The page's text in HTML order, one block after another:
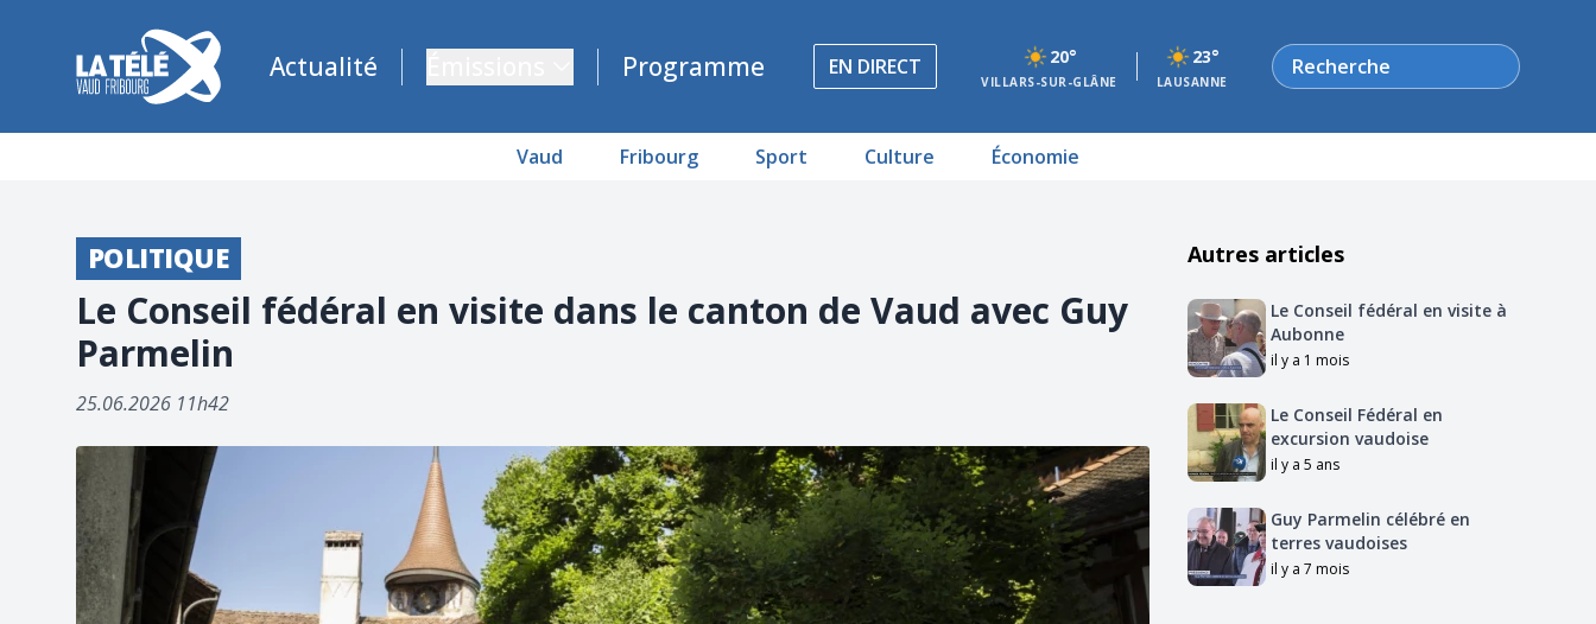
La Télé - Télévision régionale Vaud et Fribourg
Actualité Programme EN DIRECT 20°
VILLARS-SUR-GLÂNE
23°
LAUSANNE
Rechercher
Vaud Fribourg Sport Culture Économie
POLITIQUE
Le Conseil fédéral en visite dans le canton de Vaud avec Guy
Parmelin
25.06.2026 11h42
Autres articles
Le Conseil fédéral en visite à
Aubonne
il y a 1 mois
Le Conseil Fédéral en
excursion vaudoise
il y a 5 ans
Guy Parmelin célébré en
terres vaudoises
il y a 7 mois